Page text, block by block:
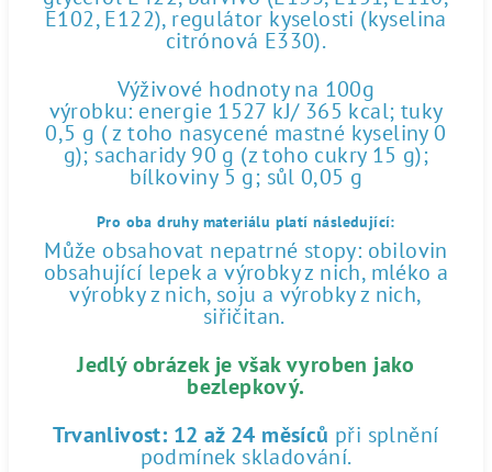
E102, E122), regulátor kyselosti (kyselina
citrónová E330).
Výživové hodnoty na 100g
výrobku: energie 1527 kJ/ 365 kcal; tuky
0,5 g ( z toho nasycené mastné kyseliny 0
g); sacharidy 90 g (z toho cukry 15 g);
bílkoviny 5 g; sůl 0,05 g
Pro oba druhy materiálu platí následující:
Může obsahovat nepatrné stopy: obilovin
obsahující lepek a výrobky z nich, mléko a
výrobky z nich, soju a výrobky z nich,
siřičitan.
Jedlý obrázek je však vyroben jako
bezlepkový.
Trvanlivost: 12 až 24 měsíců při splnění
podmínek skladování.